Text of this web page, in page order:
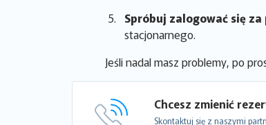
Spróbuj zalogować się
stacjonarnego.
Jeśli nadal masz problemy, po
Chcesz zmienić
Skontaktuj się z naszymi